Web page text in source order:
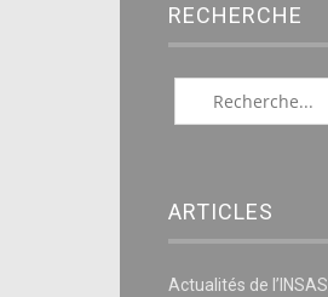
RECHERCHE
ARTICLES
Actualités de l’INSAS